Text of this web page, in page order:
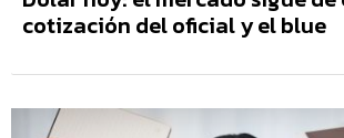
cotización del oficial y el blue